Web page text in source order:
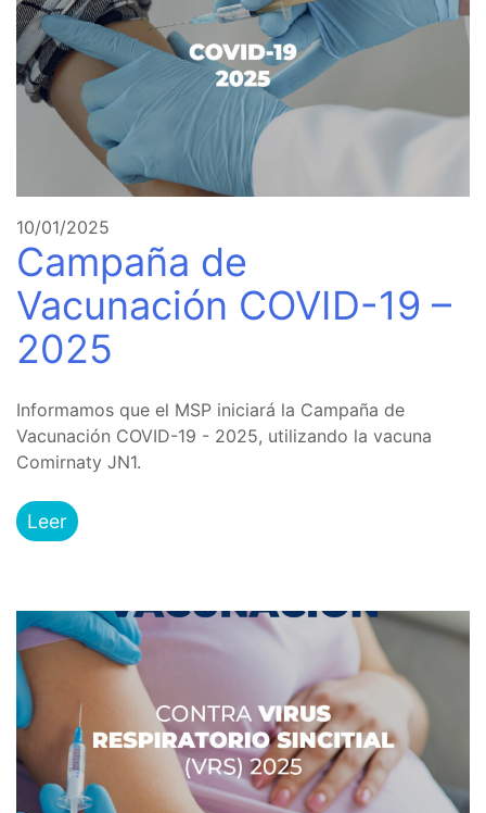
10/01/2025
Campaña de
Vacunación COVID-19 –
2025
Informamos que el MSP iniciará la Campaña de
Vacunación COVID-19 - 2025, utilizando la vacuna
Comirnaty JN1.
Leer